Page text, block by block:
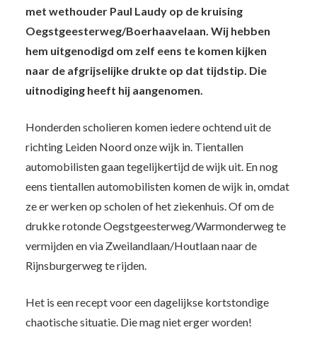
met wethouder Paul Laudy op de kruising
Oegstgeesterweg/Boerhaavelaan. Wij hebben
hem uitgenodigd om zelf eens te komen kijken
naar de afgrijselijke drukte op dat tijdstip. Die
uitnodiging heeft hij aangenomen.
Honderden scholieren komen iedere ochtend uit de
richting Leiden Noord onze wijk in. Tientallen
automobilisten gaan tegelijkertijd de wijk uit. En nog
eens tientallen automobilisten komen de wijk in, omdat
ze er werken op scholen of het ziekenhuis. Of om de
drukke rotonde Oegstgeesterweg/Warmonderweg te
vermijden en via Zweilandlaan/Houtlaan naar de
Rijnsburgerweg te rijden.
Het is een recept voor een dagelijkse kortstondige
chaotische situatie. Die mag niet erger worden!